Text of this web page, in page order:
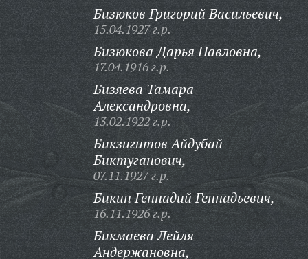
Бизюков Григорий Васильевич,
15.04.1927 г.р.
Бизюкова Дарья Павловна,
17.04.1916 г.р.
Бизяева Тамара
Александровна,
13.02.1922 г.р.
Бикзигитов Айдубай
Биктуганович,
07.11.1927 г.р.
Бикин Геннадий Геннадьевич,
16.11.1926 г.р.
Бикмаева Лейля
Андержановна,